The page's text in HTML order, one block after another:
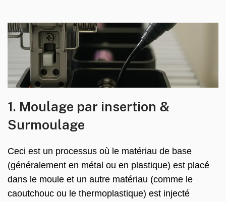
1. Moulage par insertion &
Surmoulage
Ceci est un processus où le matériau de base
(généralement en métal ou en plastique) est placé
dans le moule et un autre matériau (comme le
caoutchouc ou le thermoplastique) est injecté